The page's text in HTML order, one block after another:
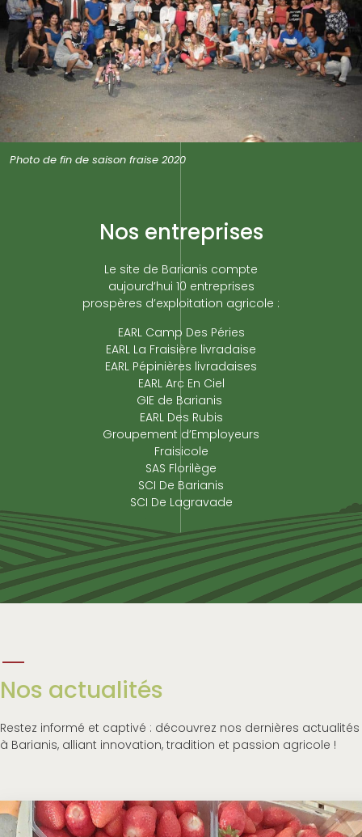
Photo de fin de saison fraise 2020
Nos entreprises
Le site de Barianis compte
aujourd’hui 10 entreprises
prospères d’exploitation agricole :
EARL Camp Des Péries
EARL La Fraisière livradaise
EARL Pépinières livradaises
EARL Arc En Ciel
GIE de Barianis
EARL Des Rubis
Groupement d’Employeurs
Fraisicole
SAS Florilège
SCI De Barianis
SCI De Lagravade
Nos actualités
Restez informé et captivé : découvrez nos dernières actualités
à Barianis, alliant innovation, tradition et passion agricole !